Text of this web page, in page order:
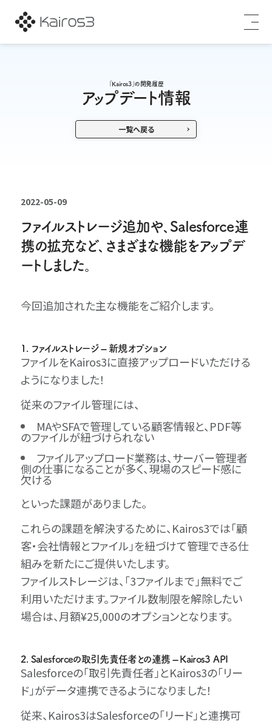
「Kairos3」の開発履歴
アップデート情報
一覧へ戻る
2022-05-09
ファイルストレージ追加や､Salesforce連
携の拡充など､さまざまな機能をアップデ
ートしました。
今回追加された主な機能をご紹介します。
1. ファイルストレージ – 新規オプション
ファイルをKairos3に直接アップロードいただける
ようになりました！
従来のファイル管理には、
MAやSFAで管理している顧客情報と、PDF等
のファイルが紐づけられない
ファイルアップロード業務は、サーバー管理者
側の仕事になることが多く、現場のスピード感に
欠ける
といった課題がありました。
これらの課題を解決するために、Kairos3では「顧
客・会社情報とファイル」を紐づけて管理できる仕
組みを新たにご提供いたします。
ファイルストレージは、「3ファイルまで」無料でご
利用いただけます。ファイル数制限を解除したい
場合は、月額¥25,000のオプションとなります。
2. Salesforceの取引先責任者との連携 – Kairos3 API
Salesforceの「取引先責任者」とKairos3の「リー
ド」がデータ連携できるようになりました！
従来、Kairos3はSalesforceの「リード」と連携可